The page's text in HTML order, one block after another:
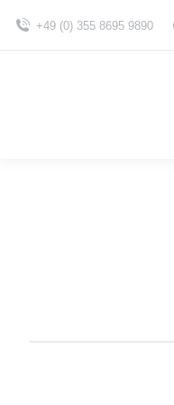
+49 (0) 355 8695 9890